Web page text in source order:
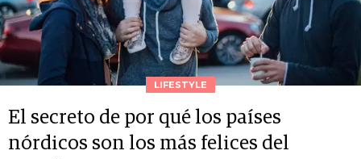
LIFESTYLE
El secreto de por qué los países
nórdicos son los más felices del